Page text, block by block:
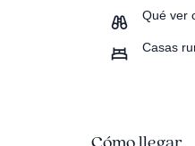
Qué ver
Casas